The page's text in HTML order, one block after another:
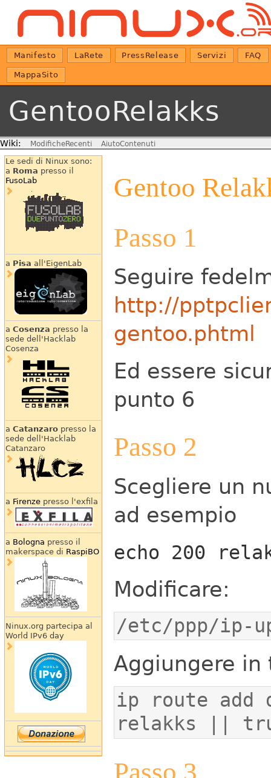
Manifesto LaRete PressRelease Servizi FAQ
MappaSito
GentooRelakks
Wiki: ModificheRecenti AiutoContenuti
Le sedi di Ninux sono:
a Roma presso il
FusoLab
a Pisa all'EigenLab
a Cosenza presso la
sede dell'Hacklab
Cosenza
a Catanzaropresso la
sede dell'Hacklab
Catanzaro
a Firenzepresso l'exfila
a Bologna presso il
makerspace di RaspiBO
Ninux.org partecipa al
World IPv6 day
Gentoo
Passo 1
Seguire
http://
gentoo.phtml
Ed essere
punto 6
Passo 2
Scegliere un
ad esempio
echo 200
Modificare:
/etc/ppp/ip-
Aggiungere in
ip route add
relakks ||